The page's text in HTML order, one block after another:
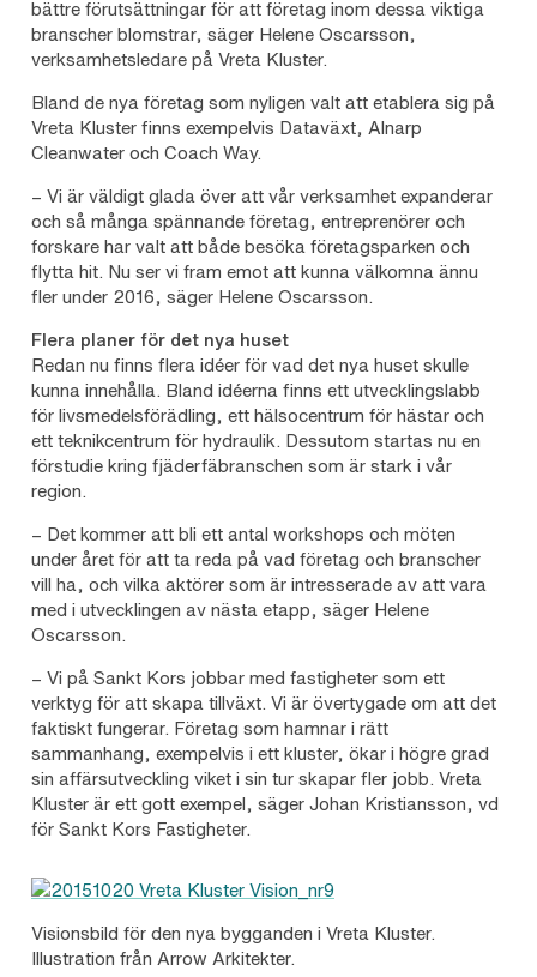
bättre förutsättningar för att företag inom dessa viktiga
branscher blomstrar, säger Helene Oscarsson,
verksamhetsledare på Vreta Kluster.
Bland de nya företag som nyligen valt att etablera sig på
Vreta Kluster finns exempelvis Dataväxt, Alnarp
Cleanwater och Coach Way.
– Vi är väldigt glada över att vår verksamhet expanderar
och så många spännande företag, entreprenörer och
forskare har valt att både besöka företagsparken och
flytta hit. Nu ser vi fram emot att kunna välkomna ännu
fler under 2016, säger Helene Oscarsson.
Flera planer för det nya huset
Redan nu finns flera idéer för vad det nya huset skulle
kunna innehålla. Bland idéerna finns ett utvecklingslabb
för livsmedelsförädling, ett hälsocentrum för hästar och
ett teknikcentrum för hydraulik. Dessutom startas nu en
förstudie kring fjäderfäbranschen som är stark i vår
region.
– Det kommer att bli ett antal workshops och möten
under året för att ta reda på vad företag och branscher
vill ha, och vilka aktörer som är intresserade av att vara
med i utvecklingen av nästa etapp, säger Helene
Oscarsson.
– Vi på Sankt Kors jobbar med fastigheter som ett
verktyg för att skapa tillväxt. Vi är övertygade om att det
faktiskt fungerar. Företag som hamnar i rätt
sammanhang, exempelvis i ett kluster, ökar i högre grad
sin affärsutveckling viket i sin tur skapar fler jobb. Vreta
Kluster är ett gott exempel, säger Johan Kristiansson, vd
för Sankt Kors Fastigheter.
Visionsbild för den nya bygganden i Vreta Kluster.
Illustration från Arrow Arkitekter.